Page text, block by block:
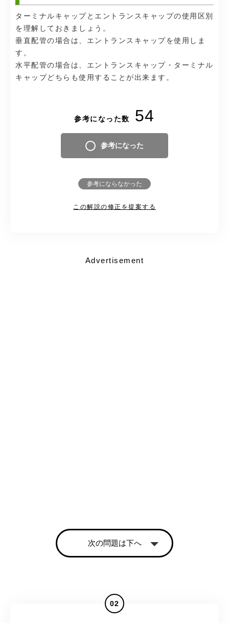
ターミナルキャップとエントランスキャップの使用区別
を理解しておきましょう。
垂直配管の場合は、エントランスキャップを使用しま
す。
水平配管の場合は、エントランスキャップ・ターミナル
キャップどちらも使用することが出来ます。
参考になった数 54
参考になった
参考にならなかった
この解説の修正を提案する
Advertisement
次の問題は下へ
02